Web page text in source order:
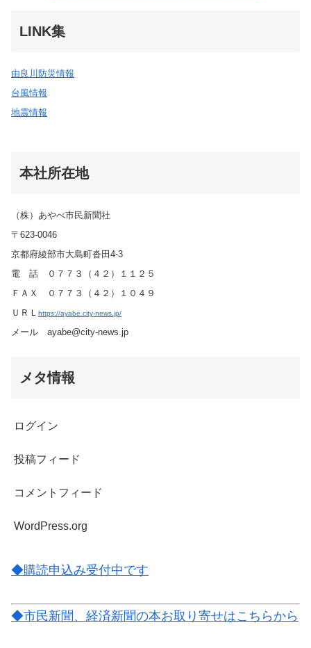
LINK集
由良川防災情報
台風情報
地震情報
本社所在地
（株）あやべ市民新聞社
〒623-0046
京都府綾部市大島町沓田4-3
電 話 ０７７３（４２）１１２５
ＦＡＸ ０７７３（４２）１０４９
ＵＲＬ
https://ayabe.city-news.jp/
メール ayabe@city-news.jp
メタ情報
ログイン
投稿フィード
コメントフィード
WordPress.org
◆購読申込み受付中です
◆市民新聞、経済新聞の本お取り寄せはこちらから